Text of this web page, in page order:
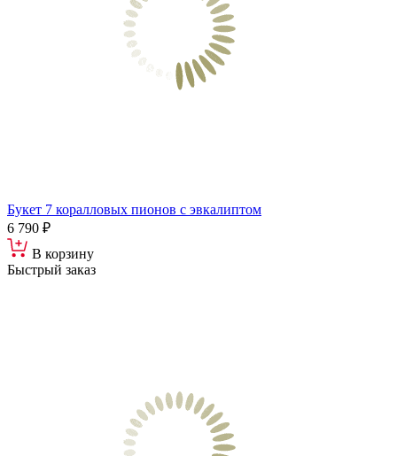
Букет 7 коралловых пионов с эвкалиптом
6 790 ₽
В корзину
Быстрый заказ